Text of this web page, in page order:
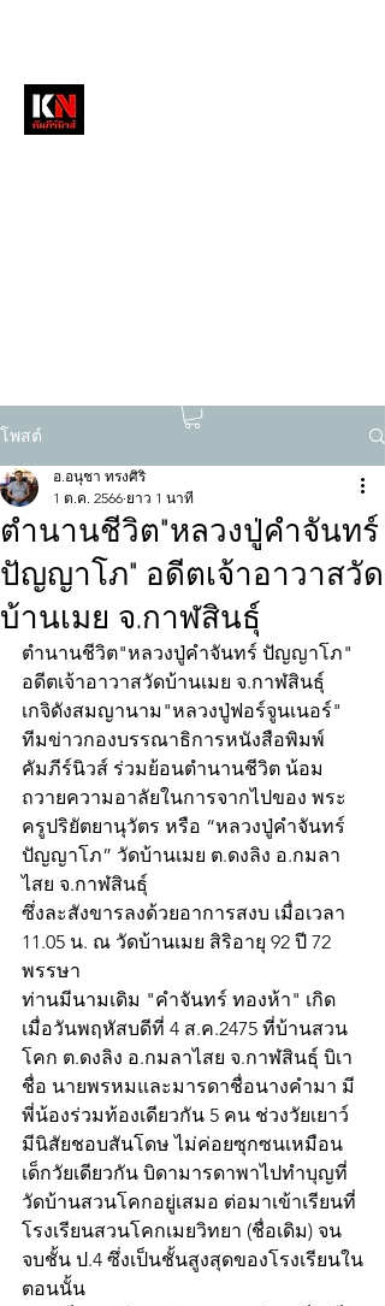
โพสต์
ตำนานชีวิต"หลวงปู่คำจันทร์
ปัญญาโภ" อดีตเจ้าอาวาสวัด
บ้านเมย จ.กาฬสินธุ์
อ.อนุชา ทรงศิริ
1 ต.ค. 2566 ยาว 1 นาที
ตำนานชีวิต"หลวงปู่คำจันทร์ ปัญญาโภ"
อดีตเจ้าอาวาสวัดบ้านเมย จ.กาฬสินธุ์
เกจิดังสมญานาม"หลวงปู่ฟอร์จูนเนอร์"
ทีมข่าวกองบรรณาธิการหนังสือพิมพ์
คัมภีร์นิวส์ ร่วมย้อนตำนานชีวิต น้อม
ถวายความอาลัยในการจากไปของ พระ
ครูปริยัตยานุวัตร หรือ “หลวงปู่คำจันทร์
ปัญญาโภ” วัดบ้านเมย ต.ดงลิง อ.กมลา
ไสย จ.กาฬสินธุ์
ซึ่งละสังขารลงด้วยอาการสงบ เมื่อเวลา
11.05 น. ณ วัดบ้านเมย สิริอายุ 92 ปี 72
พรรษา
ท่านมีนามเดิม "คำจันทร์ ทองห้า" เกิด
เมื่อวันพฤหัสบดีที่ 4 ส.ค.2475 ที่บ้านสวน
โคก ต.ดงลิง อ.กมลาไสย จ.กาฬสินธุ์ บิเา
ชื่อ นายพรหมและมารดาชื่อนางคำมา มี
พี่น้องร่วมท้องเดียวกัน 5 คน ช่วงวัยเยาว์
มีนิสัยชอบสันโดษ ไม่ค่อยซุกซนเหมือน
เด็กวัยเดียวกัน บิดามารดาพาไปทำบุญที่
วัดบ้านสวนโคกอยู่เสมอ ต่อมาเข้าเรียนที่
โรงเรียนสวนโคกเมยวิทยา (ชื่อเดิม) จน
จบชั้น ป.4 ซึ่งเป็นชั้นสูงสุดของโรงเรียนใน
ตอนนั้น